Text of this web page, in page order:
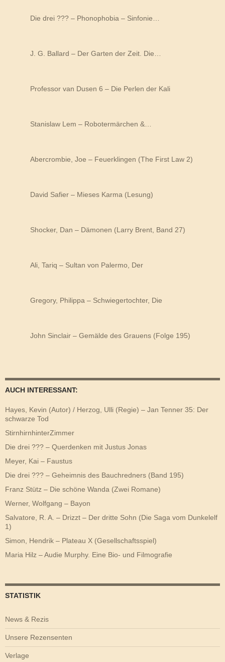
Die drei ??? – Phonophobia – Sinfonie…
J. G. Ballard – Der Garten der Zeit. Die…
Professor van Dusen 6 – Die Perlen der Kali
Stanislaw Lem – Robotermärchen &…
Abercrombie, Joe – Feuerklingen (The First Law 2)
David Safier – Mieses Karma (Lesung)
Shocker, Dan – Dämonen (Larry Brent, Band 27)
Ali, Tariq – Sultan von Palermo, Der
Gregory, Philippa – Schwiegertochter, Die
John Sinclair – Gemälde des Grauens (Folge 195)
AUCH INTERESSANT:
Hayes, Kevin (Autor) / Herzog, Ulli (Regie) – Jan Tenner 35: Der
schwarze Tod
StirnhirnhinterZimmer
Die drei ??? – Querdenken mit Justus Jonas
Meyer, Kai – Faustus
Die drei ??? – Geheimnis des Bauchredners (Band 195)
Franz Stütz – Die schöne Wanda (Zwei Romane)
Werner, Wolfgang – Bayon
Salvatore, R. A. – Drizzt – Der dritte Sohn (Die Saga vom Dunkelelf
1)
Simon, Hendrik – Plateau X (Gesellschaftsspiel)
Maria Hilz – Audie Murphy. Eine Bio- und Filmografie
STATISTIK
News & Rezis
Unsere Rezensenten
Verlage